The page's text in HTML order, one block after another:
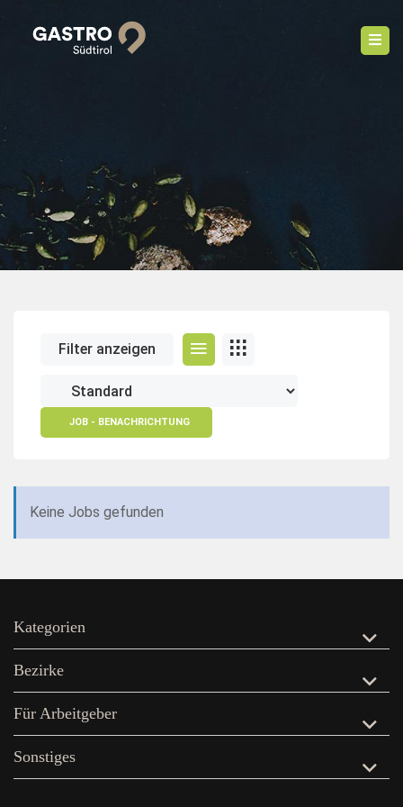
Filter anzeigen
JOB - BENACHRICHTUNG
Keine Jobs gefunden
Kategorien
Bezirke
Für Arbeitgeber
Sonstiges